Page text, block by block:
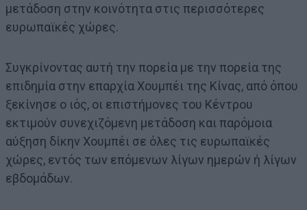
μετάδοση στην κοινότητα στις περισσότερες
ευρωπαϊκές χώρες.
Συγκρίνοντας αυτή την πορεία με την πορεία της
επιδημία στην επαρχία Χουμπέι της Κίνας, από όπου
ξεκίνησε ο ιός, οι επιστήμονες του Κέντρου
εκτιμούν συνεχιζόμενη μετάδοση και παρόμοια
αύξηση δίκην Χουμπέι σε όλες τις ευρωπαϊκές
χώρες, εντός των επόμενων λίγων ημερών ή λίγων
εβδομάδων.